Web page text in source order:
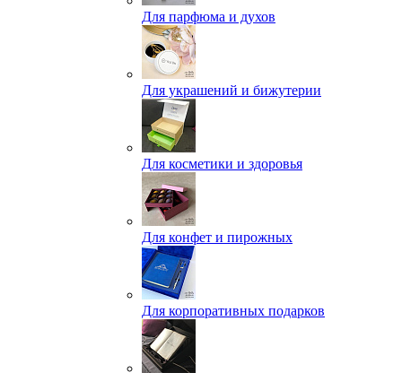
Для парфюма и духов
Для украшений и бижутерии
Для косметики и здоровья
Для конфет и пирожных
Для корпоративных подарков